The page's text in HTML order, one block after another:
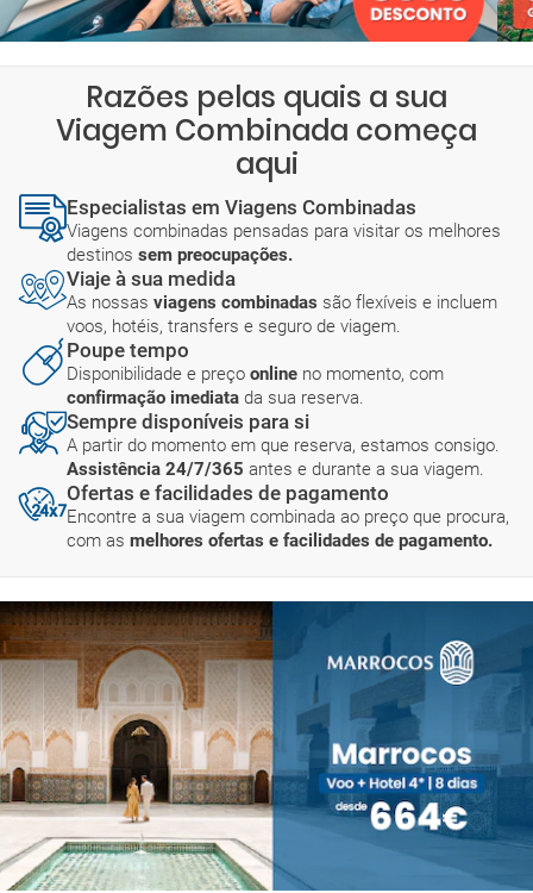
Razões pelas quais a sua
Viagem Combinada começa
aqui
Especialistas em Viagens Combinadas
Viagens combinadas pensadas para visitar os melhores
destinos sem preocupações.
Viaje à sua medida
As nossas viagens combinadas são flexíveis e incluem
voos, hotéis, transfers e seguro de viagem.
Poupe tempo
Disponibilidade e preço online no momento, com
confirmação imediata da sua reserva.
Sempre disponíveis para si
A partir do momento em que reserva, estamos consigo.
Assistência 24/7/365 antes e durante a sua viagem.
Ofertas e facilidades de pagamento
Encontre a sua viagem combinada ao preço que procura,
com as melhores ofertas e facilidades de pagamento.